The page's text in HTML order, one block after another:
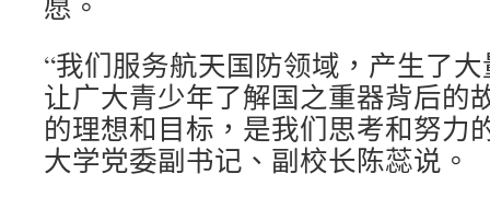
“我们服务航天国防领域，产生了
让广大青少年了解国之重器背后的
的理想和目标，是我们思考和努力
大学党委副书记、副校长陈蕊说。